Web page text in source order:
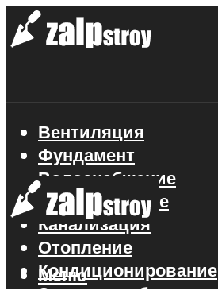
Вентиляция
Фундамент
Водоснабжение
Газоснабжение
Канализация
Отопление
Кондиционирование
Электроснабжение
Меню